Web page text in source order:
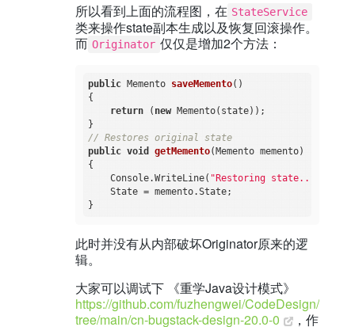
所以看到上面的流程图，在 StateService
类来操作state副本生成以及恢复回滚操作。
而 Originator 仅仅是增加2个方法：
public Memento saveMemento()
{
return ( new Memento(state));
// Restores original state
public void getMemento(Memento memento)
{
    Console.WriteLine(
"Restoring state..."
    State = memento.State;
此时并没有从内部破坏Originator原来的逻
辑。
大家可以调试下 《重学Java设计模式》
https://github.com/fuzhengwei/CodeDesign/
tree/main/cn-bugstack-design-20.0-0
，作